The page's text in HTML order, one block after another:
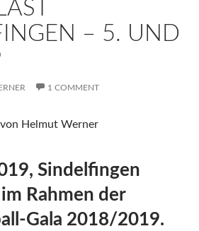
– 5. UND
1 COMMENT
Helmut Werner
Sindelfingen
Rahmen der
Gala 2018/2019.